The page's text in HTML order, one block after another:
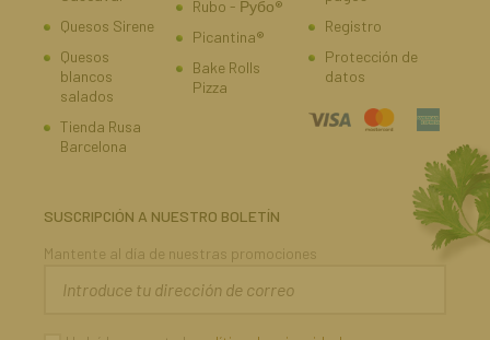
Quesos Sirene
Quesos
blancos
salados
Tienda Rusa
Barcelona
Rubo - Рубо®
Picantina®
Bake Rolls
Pizza
Registro
Protección de
datos
SUSCRIPCIÓN A NUESTRO BOLETÍN
Mantente al día de nuestras promociones